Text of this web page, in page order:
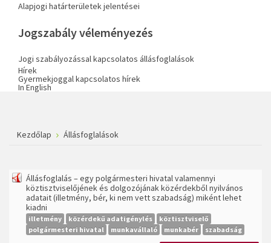
Alapjogi határterületek jelentései
Jogszabály véleményezés
Jogi szabályozással kapcsolatos állásfoglalások
Hírek
Gyermekjoggal kapcsolatos hírek
In English
Kezdőlap Állásfoglalások
Állásfoglalás – egy polgármesteri hivatal valamennyi
köztisztviselőjének és dolgozójának közérdekből nyilvános
adatait (illetmény, bér, ki nem vett szabadság) miként lehet
kiadni
illetmény közérdekű adatigénylés
köztisztviselő
polgármesteri hivatal
munkavállaló munkabér szabadság